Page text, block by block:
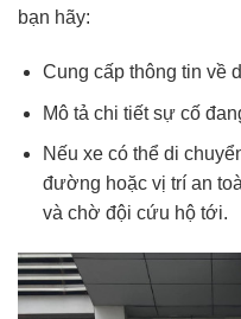
bạn hãy:
Cung cấp thông tin về
Mô tả chi tiết sự cố
Nếu xe có thể di
đường hoặc vị trí an
và chờ đội cứu hộ tới.